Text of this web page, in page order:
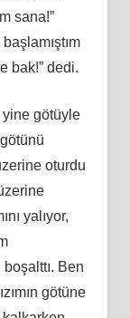
sana!”
bak!” dedi.
yine götüyle
oturdu
yalıyor,
boşalttı. Ben
götüne